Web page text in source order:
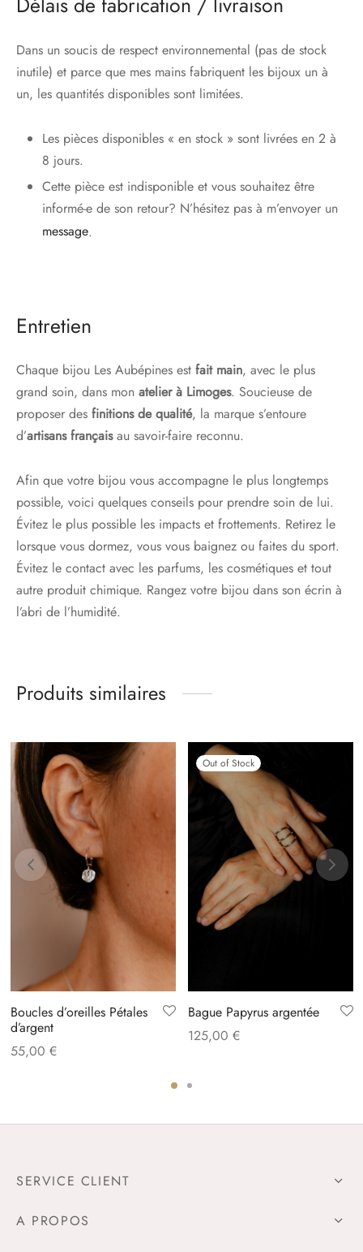
Dans un soucis de respect environnemental (pas de stock
inutile) et parce que mes mains fabriquent les bijoux un à
un, les quantités disponibles sont limitées.
Les pièces disponibles « en stock » sont livrées en 2 à
8 jours.
Cette pièce est indisponible et vous souhaitez être
informé-e de son retour? N’hésitez pas à m’envoyer un
message.
Entretien
Chaque bijou Les Aubépines est fait main, avec le plus
grand soin, dans mon atelier à Limoges. Soucieuse de
proposer des finitions de qualité, la marque s’entoure
d’artisans françaisau savoir-faire reconnu.
Afin que votre bijou vous accompagne le plus longtemps
possible, voici quelques conseils pour prendre soin de lui.
Évitez le plus possible les impacts et frottements. Retirez le
lorsque vous dormez, vous vous baignez ou faites du sport.
Évitez le contact avec les parfums, les cosmétiques et tout
autre produit chimique. Rangez votre bijou dans son écrin à
l’abri de l’humidité.
Produits similaires
Boucles d’oreilles Pétales
d’argent
55,00 €
Out of Stock
Bague Papyrus argentée
125,00 €
SERVICE CLIENT
A PROPOS